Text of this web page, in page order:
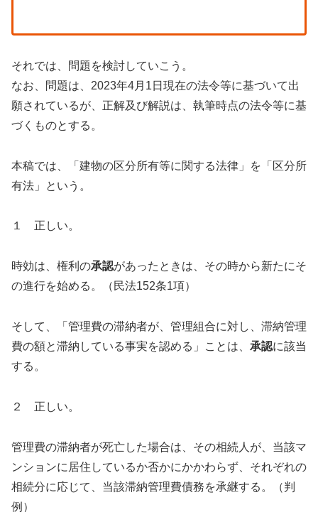
それでは、問題を検討していこう。
なお、問題は、2023年4月1日現在の法令等に基づいて出
願されているが、正解及び解説は、執筆時点の法令等に基
づくものとする。
本稿では、「建物の区分所有等に関する法律」を「区分所
有法」という。
１ 正しい。
時効は、権利の承認があったときは、その時から新たにそ
の進行を始める。（民法152条1項）
そして、「管理費の滞納者が、管理組合に対し、滞納管理
費の額と滞納している事実を認める」ことは、 承認に該当
する。
２ 正しい。
管理費の滞納者が死亡した場合は、その相続人が、当該マ
ンションに居住しているか否かにかかわらず、それぞれの
相続分に応じて、当該滞納管理費債務を承継する。（判
例）